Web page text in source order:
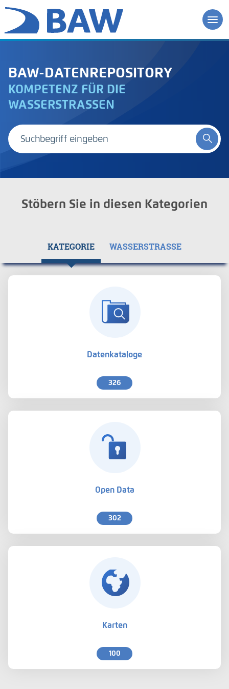
BAW-DATENREPOSITORY
KOMPETENZ FÜR DIE
WASSERSTRASSEN
Stöbern Sie in diesen Kategorien
KATEGORIE WASSERSTRASSE
Datenkataloge
326
Open Data
302
Karten
100